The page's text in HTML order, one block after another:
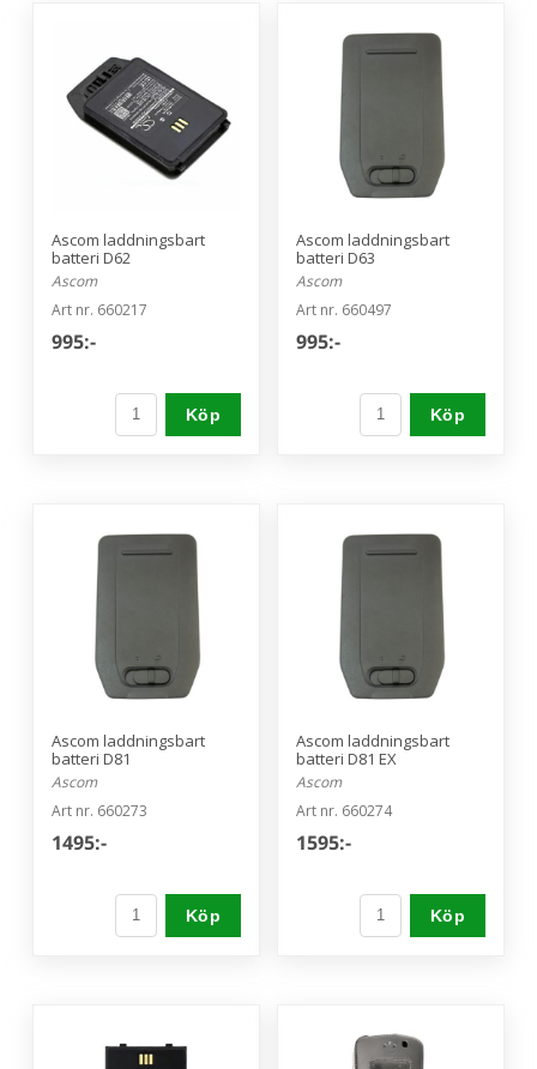
Ascom laddningsbart
batteri D62
Ascom
Art nr. 660217
995:-
Köp
Ascom laddningsbart
batteri D63
Ascom
Art nr. 660497
995:-
Köp
Ascom laddningsbart
batteri D81
Ascom
Art nr. 660273
1495:-
Köp
Ascom laddningsbart
batteri D81 EX
Ascom
Art nr. 660274
1595:-
Köp